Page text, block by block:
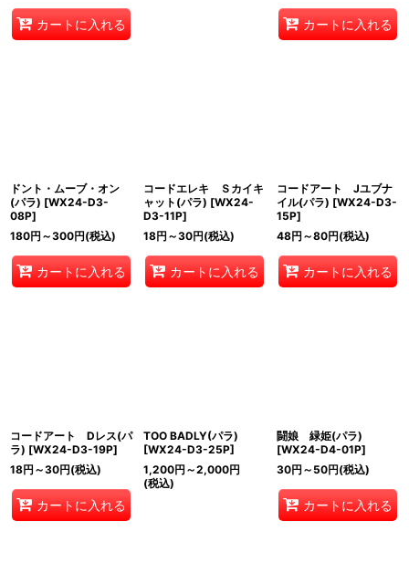
カートに入れる カートに入れる
ドント・ムーブ・オン
(パラ) [WX24-D3-
08P]
180円 ～300円(税込)
カートに入れる
コードエレキ Ｓカイキ
ャット(パラ) [WX24-
D3-11P]
18円 ～30円(税込)
カートに入れる
コードアート Jユブナ
イル(パラ) [WX24-D3-
15P]
48円 ～80円(税込)
カートに入れる
コードアート Dレス(パ
ラ) [WX24-D3-19P]
18円 ～30円(税込)
カートに入れる
TOO BADLY(パラ)
[WX24-D3-25P]
1,200円 ～2,000円
(税込)
闘娘 緑姫(パラ)
[WX24-D4-01P]
30円 ～50円(税込)
カートに入れる